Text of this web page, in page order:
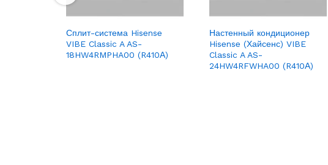
Сплит-система Hisense
VIBE Classic A AS-
18HW4RMPHA00 (R410А)
Настенный кондиционер
Hisense (Хайсенс) VIBE
Classic A AS-
24HW4RFWHA00 (R410А)